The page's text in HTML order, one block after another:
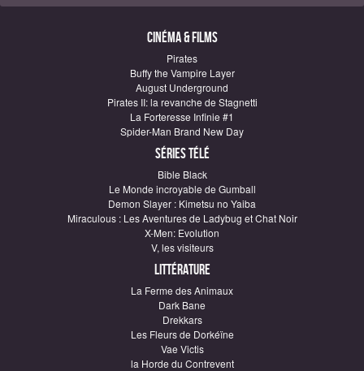
Cinéma & Films
Pirates
Buffy the Vampire Layer
August Underground
Pirates II: la revanche de Stagnetti
La Forteresse Infinie #1
Spider-Man Brand New Day
Séries télé
Bible Black
Le Monde incroyable de Gumball
Demon Slayer : Kimetsu no Yaiba
Miraculous : Les Aventures de Ladybug et Chat Noir
X-Men: Evolution
V, les visiteurs
Littérature
La Ferme des Animaux
Dark Bane
Drekkars
Les Fleurs de Dorkéïne
Vae Victis
la Horde du Contrevent